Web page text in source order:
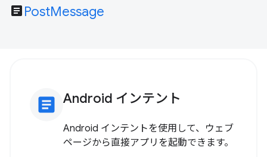
article PostMessage
article Android インテント
Android インテントを使用して、ウェブ
ページから直接アプリを起動できます。